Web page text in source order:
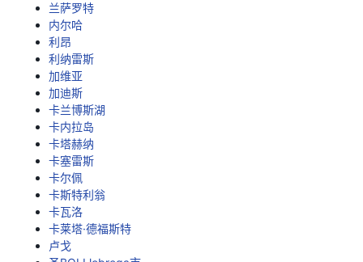
兰萨罗特
内尔哈
利昂
利纳雷斯
加维亚
加迪斯
卡兰博斯湖
卡内拉岛
卡塔赫纳
卡塞雷斯
卡尔佩
卡斯特利翁
卡瓦洛
卡莱塔·德福斯特
卢戈